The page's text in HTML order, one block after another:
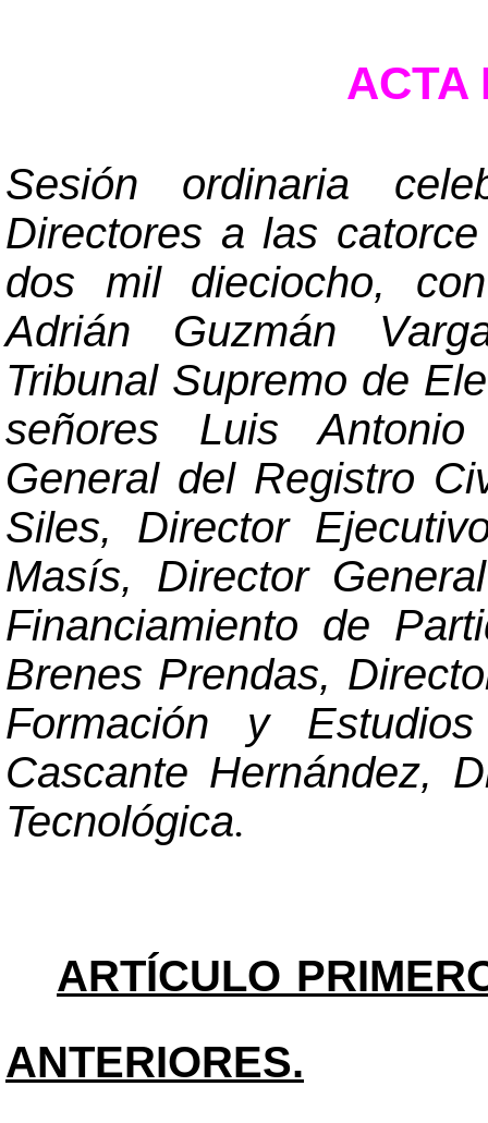
ACTA
Sesión ordinaria
Directores a las
dos mil dieciocho,
Adrián Guzmán
Tribunal Supremo de
señores Luis
General del Registro
Siles, Director
Masís, Director General
Financiamiento de
Brenes Prendas,
Formación y
Cascante Hernández,
Tecnológica.
ARTÍCULO
ANTERIORES.